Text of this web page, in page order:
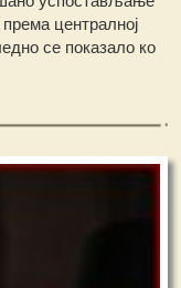
централној
се показало ко